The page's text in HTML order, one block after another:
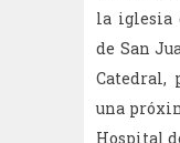
la iglesia
de San
Catedral,
una
Hospital